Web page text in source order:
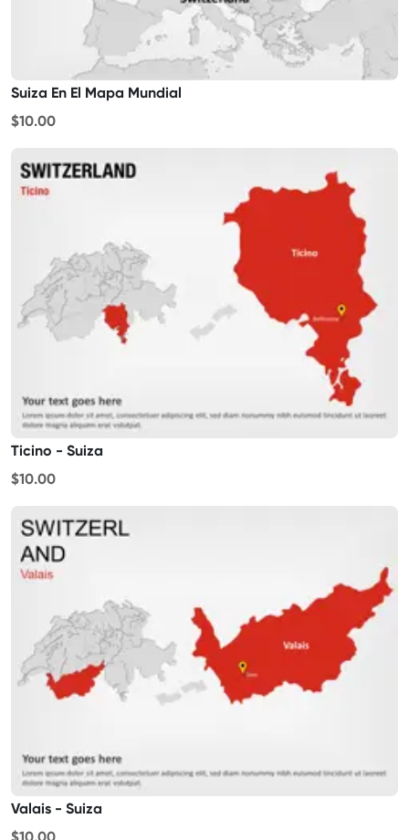
Suiza En El Mapa Mundial
$10.00
Ticino - Suiza
$10.00
Valais - Suiza